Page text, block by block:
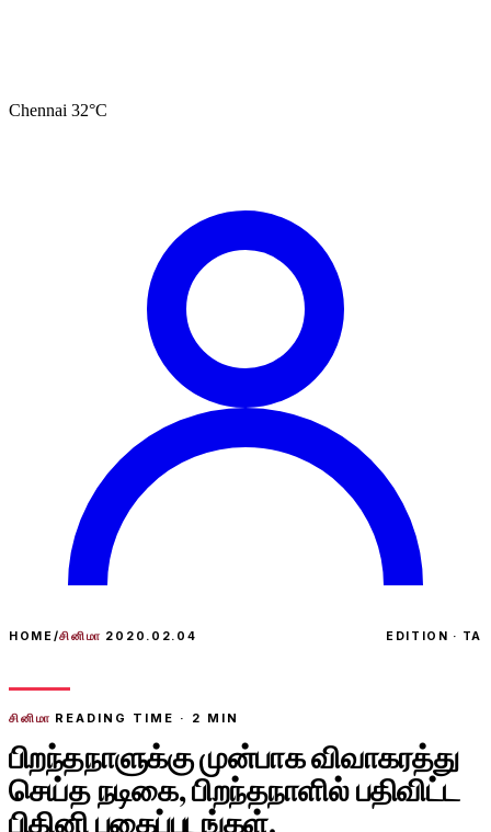
Chennai 32°C
HOME/சினிமா 2020.02.04 EDITION · TA
சினிமா READING TIME · 2 MIN
பிறந்தநாளுக்கு முன்பாக விவாகரத்து
செய்த நடிகை, பிறந்தநாளில் பதிவிட்ட
பிகினி புகைப்படங்கள்.